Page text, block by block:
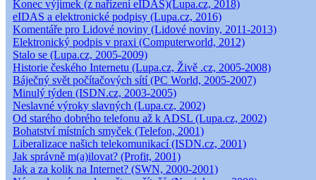
Konec výjimek (z nařízení eIDAS)(Lupa.cz, 2018)
eIDAS a elektronické podpisy (Lupa.cz, 2016)
Komentáře pro Lidové noviny (Lidové noviny, 2011-2013)
Elektronický podpis v praxi (Computerworld, 2012)
Stalo se (Lupa.cz, 2005-2009)
Historie českého Internetu (Lupa.cz, Živě .cz, 2005-2008)
Báječný svět počítačových sítí (PC World, 2005-2007)
Minulý týden (ISDN.cz, 2003-2005)
Neslavné výroky slavných (Lupa.cz, 2002)
Od starého dobrého telefonu až k ADSL (Lupa.cz, 2002)
Bohatství místních smyček (Telefon, 2001)
Liberalizace našich telekomunikací (ISDN.cz, 2001)
Jak správně m(a)ilovat? (Profit, 2001)
Jak a za kolik na Internet? (SWN, 2000-2001)